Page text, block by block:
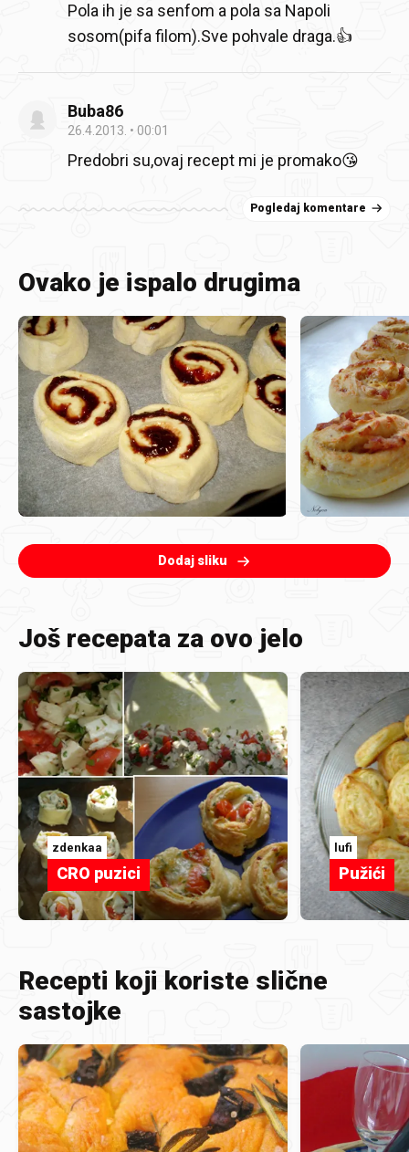
Pola ih je sa senfom a pola sa Napoli
sosom(pifa filom).Sve pohvale draga.👍
Buba86
26.4.2013. 00:01
Predobri su,ovaj recept mi je promako😘
Pogledaj komentare
Ovako je ispalo drugima
Dodaj sliku
Još recepata za ovo jelo
zdenkaa
CRO puzici
lufi
Pužići
Recepti koji koriste slične
sastojke